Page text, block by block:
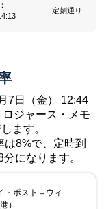
定刻通り
7日（金） 12:44
ジャース・メモ
ます。
8%で、定時到
になります。
・ポスト＝ウィ
）